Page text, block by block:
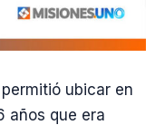
ubicar en
años que era